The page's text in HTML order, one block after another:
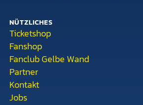
NÜTZLICHES
Ticketshop
Fanshop
Fanclub Gelbe Wand
Partner
Kontakt
Jobs